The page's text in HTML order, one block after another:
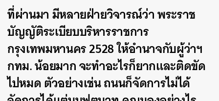
ที่ผ่านมามีหลายฝ่ายวิจารณ์ว่าพระราช
บัญญัติระเบียบบริหารราชการ
กรุงเทพมหานคร2528ให้อำนาจกับผู้ว่าฯ
กทม.น้อยมากจะทำอะไรก็ยากและติดขัด
ไปหมดตัวอย่างเช่นถนนก็จัดการไม่ได้